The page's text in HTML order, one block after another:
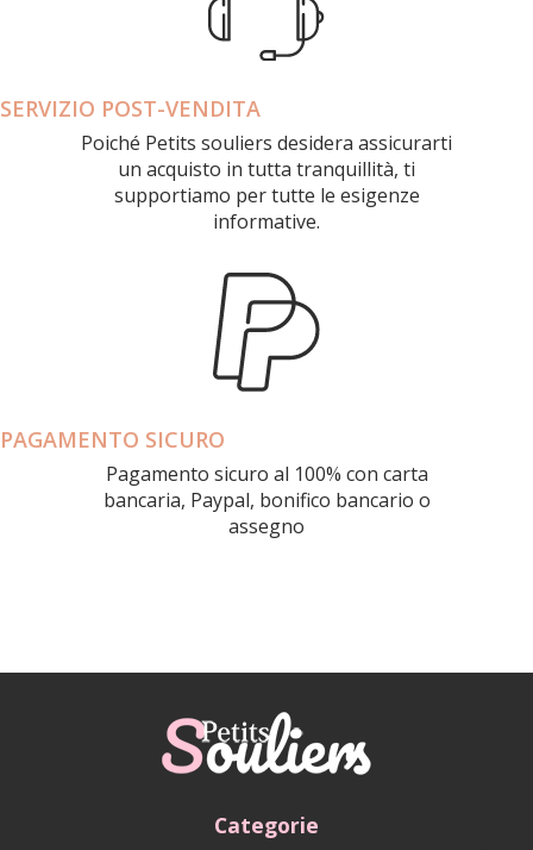
SERVIZIO POST-VENDITA
Poiché Petits souliers desidera assicurarti
un acquisto in tutta tranquillità, ti
supportiamo per tutte le esigenze
informative.
PAGAMENTO SICURO
Pagamento sicuro al 100% con carta
bancaria, Paypal, bonifico bancario o
assegno
Categorie